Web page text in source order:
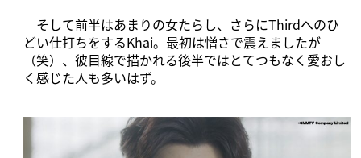
そして前半はあまりの女たらし、さらにThirdへのひ
どい仕打ちをするKhai。最初は憎さで震えましたが
（笑）、彼目線で描かれる後半ではとてつもなく愛おし
く感じた人も多いはず。